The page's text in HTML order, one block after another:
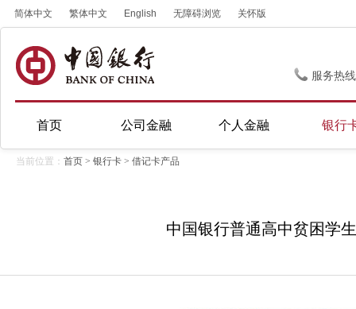
简体中文 繁体中文 English 无障碍浏览 关怀版
服务热
首页 公司金融 个人金融 银行
当前位置： 首页 > 银行卡 > 借记卡产品
中国银行普通高中贫困学